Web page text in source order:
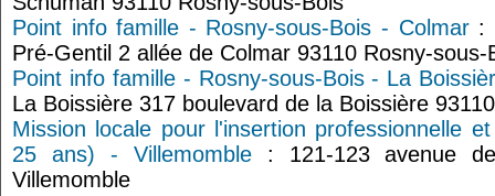
Point info famille - Rosny-sous-Bois - Colmar:
Pré-Gentil 2 allée de Colmar 93110 Rosny-sous-
Point info famille - Rosny-sous-Bois - La
La Boissière 317 boulevard de la Boissière
Mission locale pour l'insertion professionnelle
25 ans) - Villemomble: 121-123 avenue
Villemomble